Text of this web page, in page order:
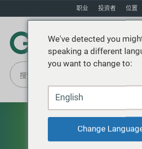
职业 投资者 位置
We've detected you
speaking a different
you want to change to:
English
Change